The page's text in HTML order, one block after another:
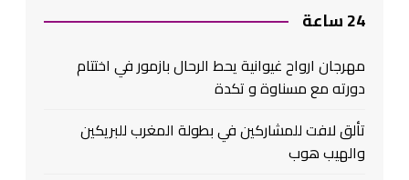
24 ساعة
مهرجان ارواح غيوانية يحط الرحال بازمور في اختتام
دورته مع مسناوة و تكدة
تألق لافت للمشاركين في بطولة المغرب للبريكين
والهيب هوب